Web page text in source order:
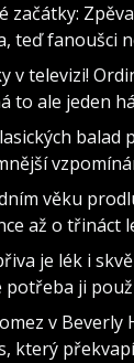
začátky:
teď fanoušci
v televizi!
to ale jeden
balad
věku
až o třináct
je lék i
potřeba ji
v Beverly
který překvapí